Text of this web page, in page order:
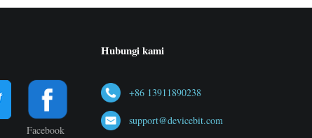
Facebook
Hubungi kami
+86 13911890238
support@devicebit.com